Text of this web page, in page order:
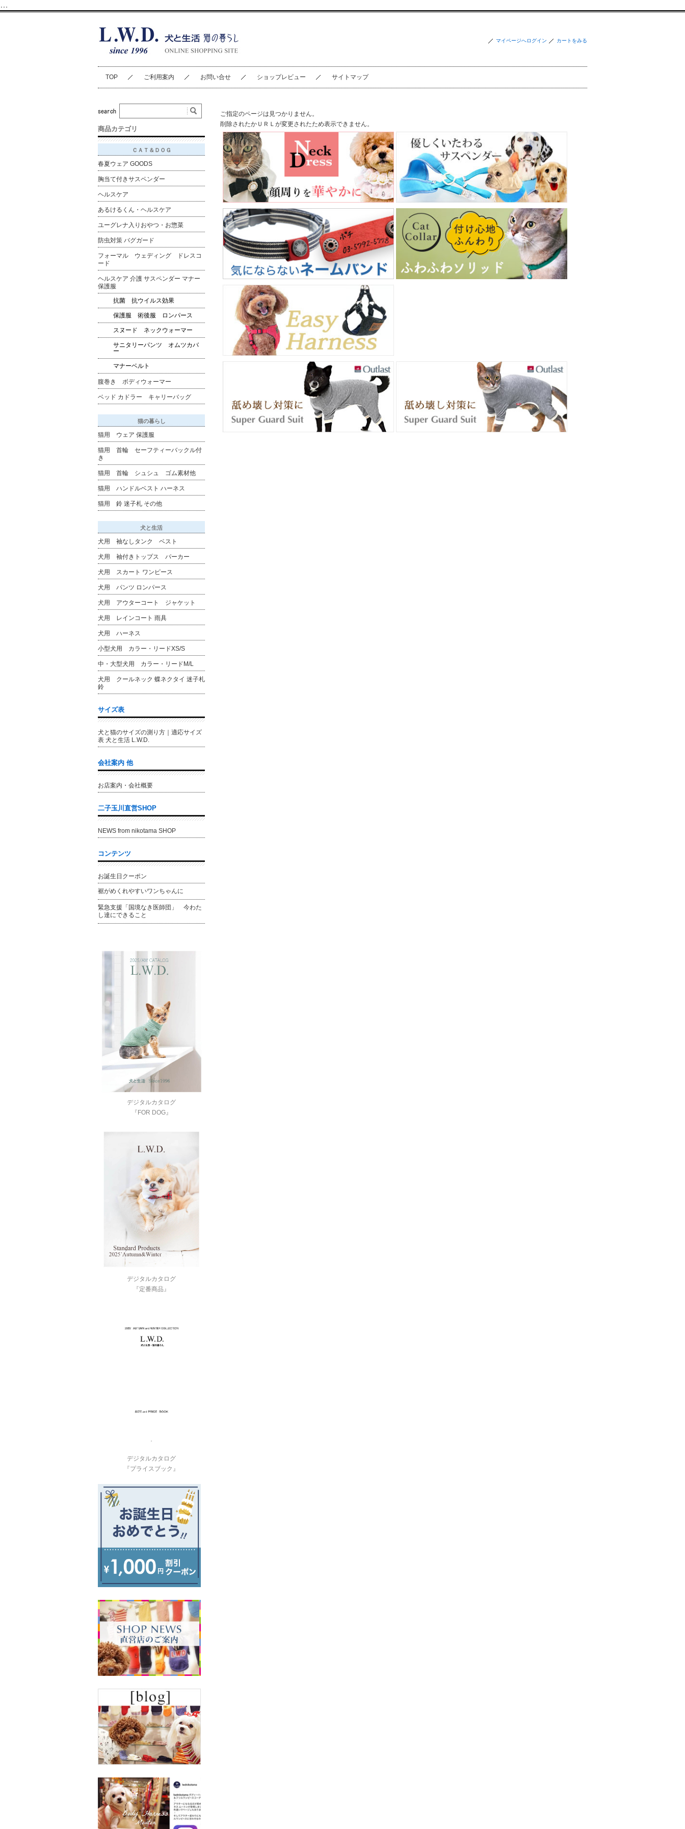
…
マイページへログイン カートをみる
TOP ご利用案内 お問い合せ ショップレビュー サイトマップ
ご指定のページは見つかりません。
削除されたかＵＲＬが変更されたため表示できません。
商品カテゴリ
ＣＡＴ＆ＤＯＧ
春夏ウェア GOODS
胸当て付きサスペンダー
ヘルスケア
あるけるくん・ヘルスケア
ユーグレナ入りおやつ・お惣菜
防虫対策 バグガード
フォーマル ウェディング ドレスコ
ード
ヘルスケア 介護 サスペンダー マナー
保護服
抗菌 抗ウイルス効果
保護服 術後服 ロンパース
スヌード ネックウォーマー
サニタリーパンツ オムツカバ
ー
マナーベルト
腹巻き ボディウォーマー
ベッド カドラー キャリーバッグ
猫の暮らし
猫用 ウェア 保護服
猫用 首輪 セーフティーバックル付
き
猫用 首輪 シュシュ ゴム素材他
猫用 ハンドルベスト ハーネス
猫用 鈴 迷子札 その他
犬と生活
犬用 袖なしタンク ベスト
犬用 袖付きトップス パーカー
犬用 スカート ワンピース
犬用 パンツ ロンパース
犬用 アウターコート ジャケット
犬用 レインコート 雨具
犬用 ハーネス
小型犬用 カラー・リードXS/S
中・大型犬用 カラー・リードM/L
犬用 クールネック 蝶ネクタイ 迷子札
鈴
サイズ表
犬と猫のサイズの測り方｜適応サイズ
表 犬と生活 L.W.D.
会社案内 他
お店案内・会社概要
二子玉川直営SHOP
NEWS from nikotama SHOP
コンテンツ
お誕生日クーポン
裾がめくれやすいワンちゃんに
緊急支援「国境なき医師団」 今わた
し達にできること
デジタルカタログ
『FOR DOG』
デジタルカタログ
『定番商品』
デジタルカタログ
『プライスブック』